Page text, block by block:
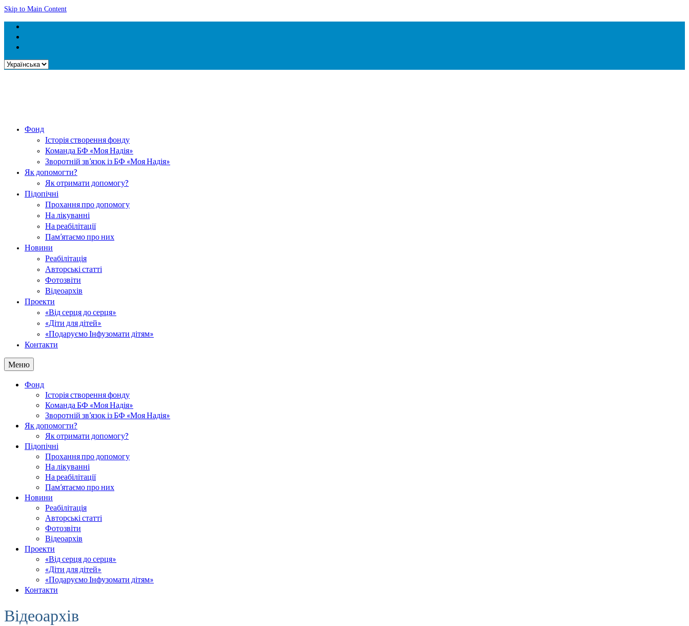
Skip to Main Content
Вибрати
Фонд
Історія створення фонду
Команда БФ «Моя Надія»
Зворотній зв’язок із БФ «Моя Надія»
Як допомогти?
Як отримати допомогу?
Підопічні
Прохання про допомогу
На лікуванні
На реабілітації
Пам’ятаємо про них
Новини
Реабілітація
Авторські статті
Фотозвіти
Відеоархів
Проекти
«Від серця до серця»
«Діти для дітей»
«Подаруємо Інфузомати дітям»
Контакти
Меню
Фонд
Історія створення фонду
Команда БФ «Моя Надія»
Зворотній зв’язок із БФ «Моя Надія»
Як допомогти?
Як отримати допомогу?
Підопічні
Прохання про допомогу
На лікуванні
На реабілітації
Пам’ятаємо про них
Новини
Реабілітація
Авторські статті
Фотозвіти
Відеоархів
Проекти
«Від серця до серця»
«Діти для дітей»
«Подаруємо Інфузомати дітям»
Контакти
Відеоархів